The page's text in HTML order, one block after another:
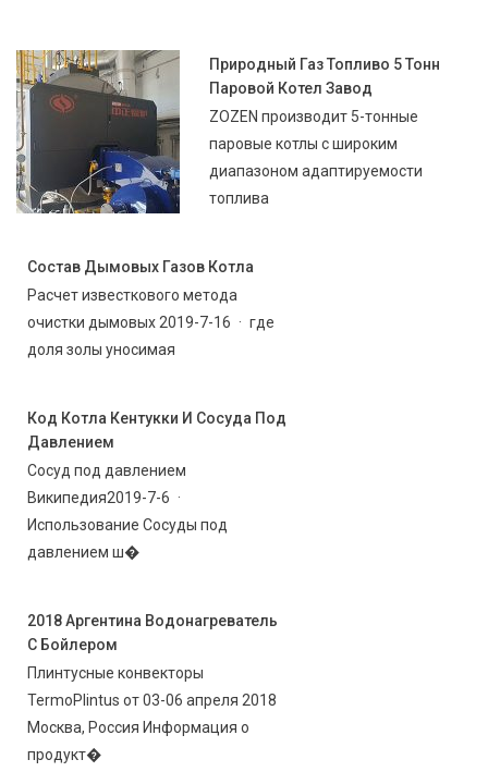
Природный Газ Топливо 5 Тонн
Паровой Котел Завод
ZOZEN производит 5-тонные
паровые котлы с широким
диапазоном адаптируемости
топлива
Состав Дымовых Газов Котла
Расчет известкового метода
очистки дымовых 2019-7-16 · где
доля золы уносимая
Код Котла Кентукки И Сосуда Под
Давлением
Сосуд под давлением
Википедия2019-7-6 ·
Использование Сосуды под
давлением ш�
2018 Аргентина Водонагреватель
С Бойлером
Плинтусные конвекторы
TermoPlintus от 03-06 апреля 2018
Москва, Россия Информация о
продукт�